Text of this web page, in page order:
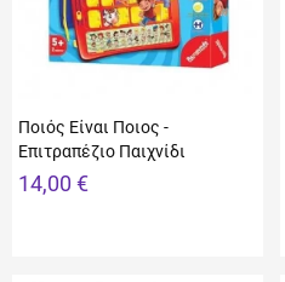
Ποιός Είναι Ποιος -
Επιτραπέζιο Παιχνίδι
14,00 €